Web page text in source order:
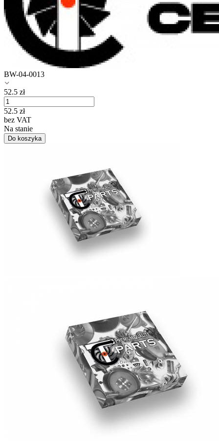
BW-04-0013
52.5 zł
52.5 zł
bez VAT
Na stanie
Do koszyka